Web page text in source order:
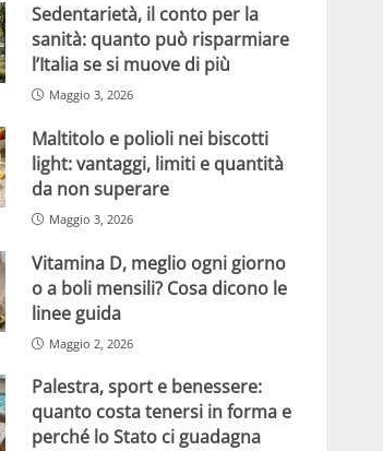
Sedentarietà, il conto per la
sanità: quanto può risparmiare
l’Italia se si muove di più
Maggio 3, 2026
Maltitolo e polioli nei biscotti
light: vantaggi, limiti e quantità
da non superare
Maggio 3, 2026
Vitamina D, meglio ogni giorno
o a boli mensili? Cosa dicono le
linee guida
Maggio 2, 2026
Palestra, sport e benessere:
quanto costa tenersi in forma e
perché lo Stato ci guadagna